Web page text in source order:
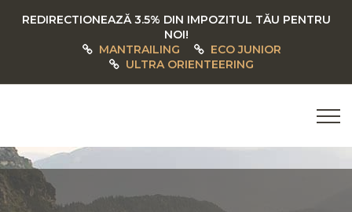
REDIRECTIONEAZĂ 3.5% DIN IMPOZITUL TĂU PENTRU
NOI!
MANTRAILING
ECO JUNIOR
ULTRA ORIENTEERING